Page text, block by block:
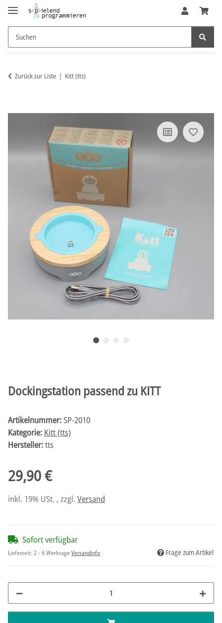
Zurück zur Liste Kitt (tts)
Dockingstation passend zu KITT
Artikelnummer:SP-2010
Kategorie: Kitt (tts)
Hersteller:tts
29,90 €
inkl. 19% USt. , zzgl. Versand
Sofort verfügbar
Lieferzeit: 2 - 6 WerktageVersandinfo Frage zum Artikel